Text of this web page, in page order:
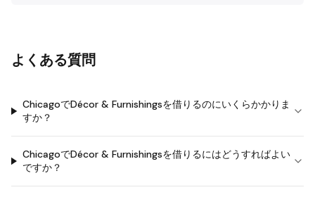
よくある質問
ChicagoでDécor & Furnishingsを借りるのにいくらかかりま
すか？
ChicagoでDécor & Furnishingsを借りるにはどうすればよい
ですか？